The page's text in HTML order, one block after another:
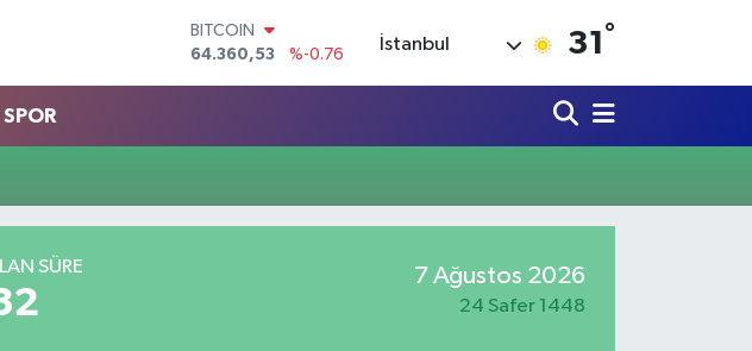
BITCOIN
64.360,53
%-0.76
55,0265
%0.01
İstanbul 31 °
SPOR
SÜRE 7 Ağustos 2026
24 Safer 1448